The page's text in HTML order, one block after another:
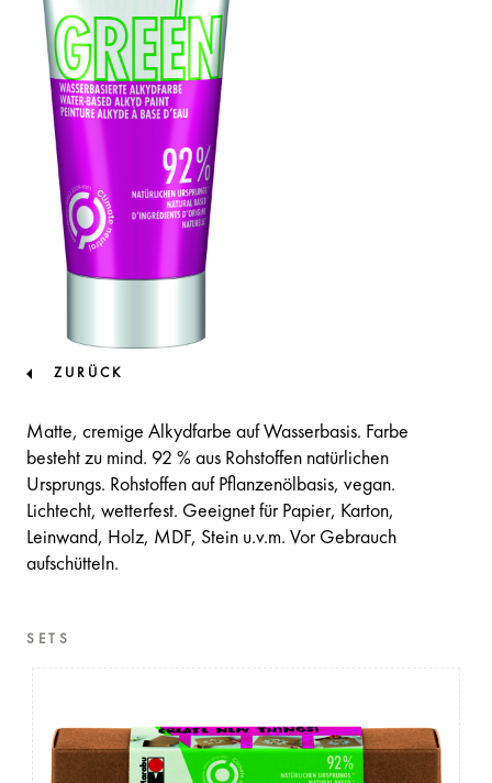
ZURÜCK
Matte, cremige Alkydfarbe auf Wasserbasis. Farbe
besteht zu mind. 92 % aus Rohstoffen natürlichen
Ursprungs. Rohstoffen auf Pflanzenölbasis, vegan.
Lichtecht, wetterfest. Geeignet für Papier, Karton,
Leinwand, Holz, MDF, Stein u.v.m. Vor Gebrauch
aufschütteln.
SETS